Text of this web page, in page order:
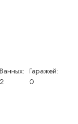
Ванных:
2
Гаражей:
0